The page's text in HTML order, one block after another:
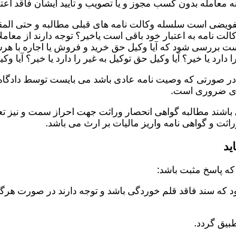
بدون کسب مجوز و یا تصویب و تایید ایشان فاقد
است سلسله وکالت نامه های قبلی مطالبه و حتی
نامه به اعتبار خود باقی است یاخیر؟ توجه دارند از
شود که آیا وکیل حق خرید و فروش یا اجاره با
یا خیر؟ آیا وکیل حق توکیل به غیر را دارد یا خیر؟ آیا
صورتی که وصیت نامه عادی باشد می بایست توسط دادگاه
ضروری است.
مطالبه گواهی انحصار وراثت جهت احراز سمت و نیز
و گواهی نامه واریز مالیات بر ارث می باشد.
سند فاقد قلم خوردگی باشد و توجه دارند در صورت